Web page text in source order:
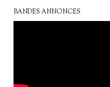
BANDES ANNONCES